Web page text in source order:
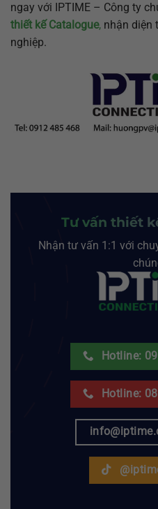
ngay với IPTIME – Công ty
thiết kế Catalogue, nhận diện
nghiệp.
Tư vấn thiết
Nhận tư vấn 1:1 với
Hotline:
Hotline: